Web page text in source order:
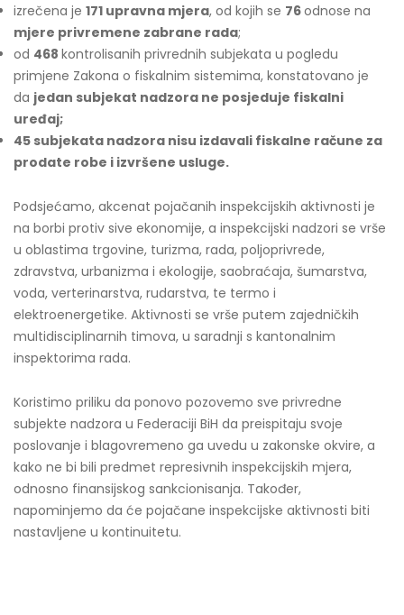
izrečena je 171 upravna mjera, od kojih se 76odnose na
mjere privremene zabrane rada;
od 468 kontrolisanih privrednih subjekata u pogledu
primjene Zakona o fiskalnim sistemima, konstatovano je
da jedan subjekat nadzora ne posjeduje fiskalni
uređaj;
45 subjekata nadzora nisu izdavali fiskalne račune za
prodate robe i izvršene usluge.
Podsjećamo, akcenat pojačanih inspekcijskih aktivnosti je
na borbi protiv sive ekonomije, a inspekcijski nadzori se vrše
u oblastima trgovine, turizma, rada, poljoprivrede,
zdravstva, urbanizma i ekologije, saobraćaja, šumarstva,
voda, verterinarstva, rudarstva, te termo i
elektroenergetike. Aktivnosti se vrše putem zajedničkih
multidisciplinarnih timova, u saradnji s kantonalnim
inspektorima rada.
Koristimo priliku da ponovo pozovemo sve privredne
subjekte nadzora u Federaciji BiH da preispitaju svoje
poslovanje i blagovremeno ga uvedu u zakonske okvire, a
kako ne bi bili predmet represivnih inspekcijskih mjera,
odnosno finansijskog sankcionisanja. Također,
napominjemo da će pojačane inspekcijske aktivnosti biti
nastavljene u kontinuitetu.